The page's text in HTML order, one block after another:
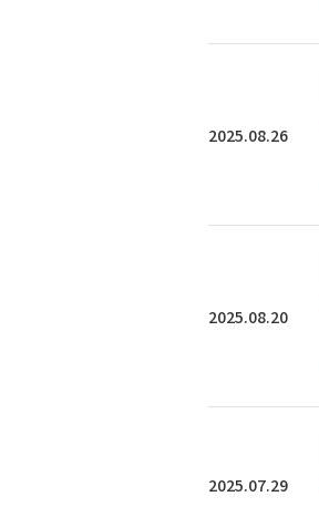
2025.08.26
2025.08.20
2025.07.29